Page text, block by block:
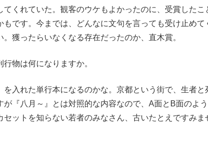
くれていた。観客のウケもよかったのに、受賞したこ
もです。今までは、どんなに文句を言っても受け止めて
獲ったらいなくなる存在だったのか、直木賞。
物は何になりますか。
入れた単行本になるのかな。京都という街で、生者と
『八月～』とは対照的な内容なので、A面とB面のよ
ットを知らない若者のみなさん、古いたとえですみま